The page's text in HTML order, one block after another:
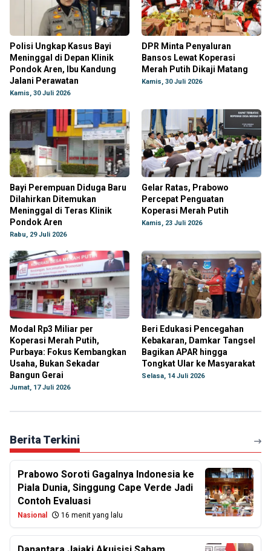
Polisi Ungkap Kasus Bayi
Meninggal di Depan Klinik
Pondok Aren, Ibu Kandung
Jalani Perawatan
Kamis, 30 Juli 2026
DPR Minta Penyaluran
Bansos Lewat Koperasi
Merah Putih Dikaji Matang
Kamis, 30 Juli 2026
Bayi Perempuan Diduga Baru
Dilahirkan Ditemukan
Meninggal di Teras Klinik
Pondok Aren
Rabu, 29 Juli 2026
Gelar Ratas, Prabowo
Percepat Penguatan
Koperasi Merah Putih
Kamis, 23 Juli 2026
Modal Rp3 Miliar per
Koperasi Merah Putih,
Purbaya: Fokus Kembangkan
Usaha, Bukan Sekadar
Bangun Gerai
Jumat, 17 Juli 2026
Beri Edukasi Pencegahan
Kebakaran, Damkar Tangsel
Bagikan APAR hingga
Tongkat Ular ke Masyarakat
Selasa, 14 Juli 2026
Berita Terkini
Prabowo Soroti Gagalnya Indonesia ke
Piala Dunia, Singgung Cape Verde Jadi
Contoh Evaluasi
Nasional 16 menit yang lalu